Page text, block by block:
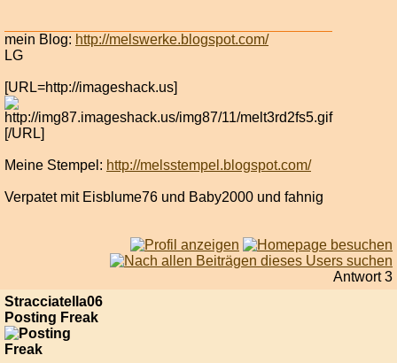
mein Blog: http://melswerke.blogspot.com/
LG
[URL=http://imageshack.us]
[/URL]
Meine Stempel: http://melsstempel.blogspot.com/
Verpatet mit Eisblume76 und Baby2000 und fahnig
Antwort 3
Stracciatella06
Posting Freak